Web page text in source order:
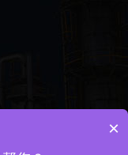
楼609
×